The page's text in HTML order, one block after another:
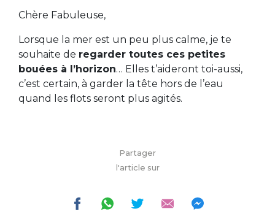
Chère Fabuleuse,
Lorsque la mer est un peu plus calme, je te
souhaite de regarder toutes ces petites
bouées à l’horizon… Elles t’aideront toi-aussi,
c’est certain, à garder la tête hors de l’eau
quand les flots seront plus agités.
Partager
l'article sur